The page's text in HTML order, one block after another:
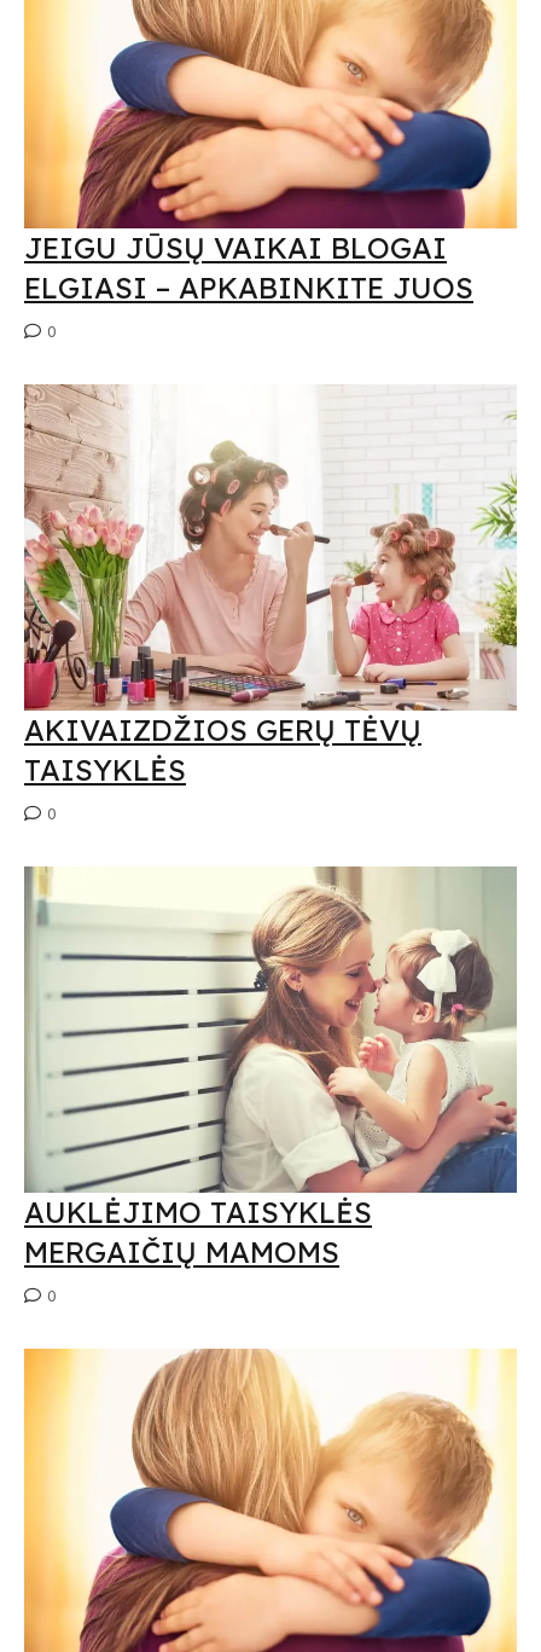
JEIGU JŪSŲ VAIKAI BLOGAI
ELGIASI – APKABINKITE JUOS
0
AKIVAIZDŽIOS GERŲ TĖVŲ
TAISYKLĖS
0
AUKLĖJIMO TAISYKLĖS
MERGAIČIŲ MAMOMS
0
Submit
Prenumeruodami Jūs sutinkate su mūsų
privatumoirslapukų politika